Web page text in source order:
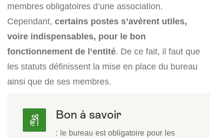
membres obligatoires d’une association.
Cependant, certains postes s’avèrent utiles,
voire indispensables, pour le bon
fonctionnement de l’entité. De ce fait, il faut que
les statuts définissent la mise en place du bureau
ainsi que de ses membres.
Bon à savoir
: le bureau est obligatoire pour les